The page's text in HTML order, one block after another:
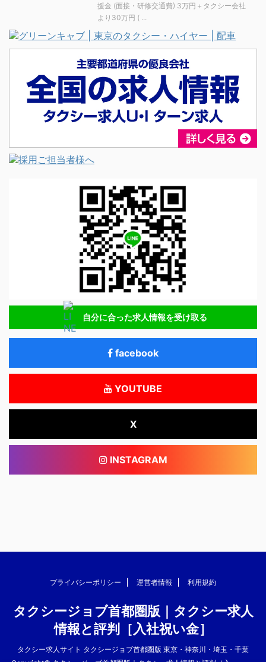
援金 (面接・研修交通費) 3万円＋タクシー会社
より30万円 ( ...
自分に合った求人情報を受け取る
facebook
YOUTUBE
X
INSTAGRAM
プライバシーポリシー 運営者情報 利用規約
タクシージョブ首都圏版｜タクシー求人
情報と評判［入社祝い金］
タクシー求人サイト タクシージョブ首都圏版 東京・神奈川・埼玉・千葉